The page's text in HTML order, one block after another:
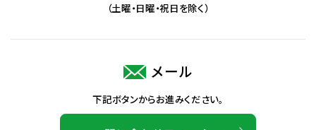
（土曜・日曜・祝日を除く）
メール
下記ボタンからお進みください。